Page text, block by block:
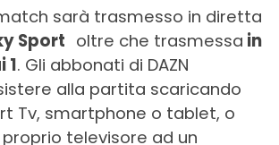
sarà trasmesso in diretta
Sport oltre che trasmessa in
1. Gli abbonati di DAZN
alla partita scaricando
Tv, smartphone o tablet, o
televisore ad un